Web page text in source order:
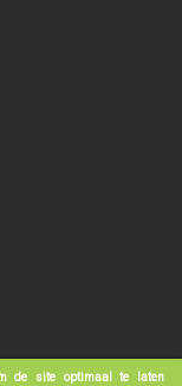
de site optimaal te laten